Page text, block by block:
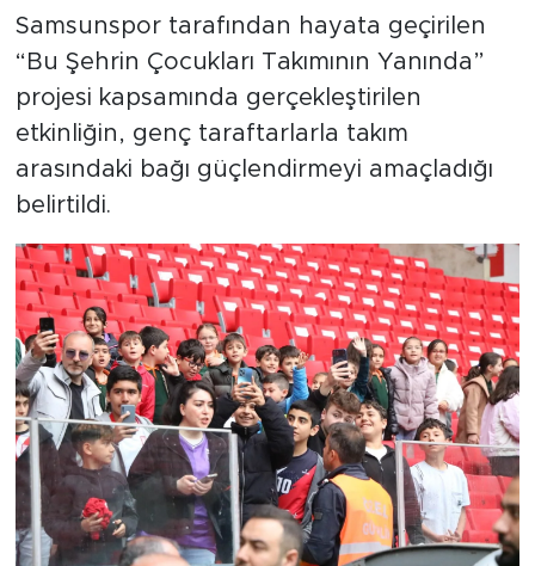
Samsunspor tarafından hayata geçirilen
“Bu Şehrin Çocukları Takımının Yanında”
projesi kapsamında gerçekleştirilen
etkinliğin, genç taraftarlarla takım
arasındaki bağı güçlendirmeyi amaçladığı
belirtildi.